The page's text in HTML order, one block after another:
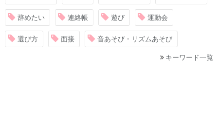
辞めたい 連絡帳 遊び 運動会
選び方 面接 音あそび・リズムあそび
キーワード一覧